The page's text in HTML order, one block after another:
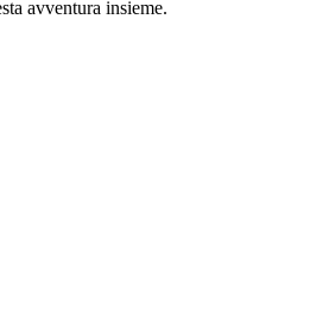
avventura insieme.